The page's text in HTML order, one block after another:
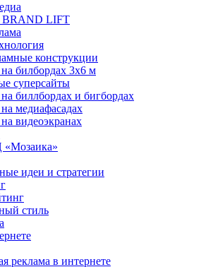
BRAND LIFT
конструкции
билбордах 3х6 м
суперсайты
биллбордах и бигбордах
медиафасадах
видеоэкранах
идеи и стратегии
стиль
реклама в интернете